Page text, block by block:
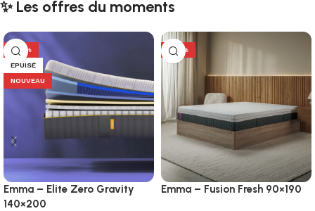
✨ Les offres du moments
-82%
ÉPUISÉ
NOUVEAU
Emma – Elite Zero Gravity
140×200
-79%
Emma – Fusion Fresh 90×190